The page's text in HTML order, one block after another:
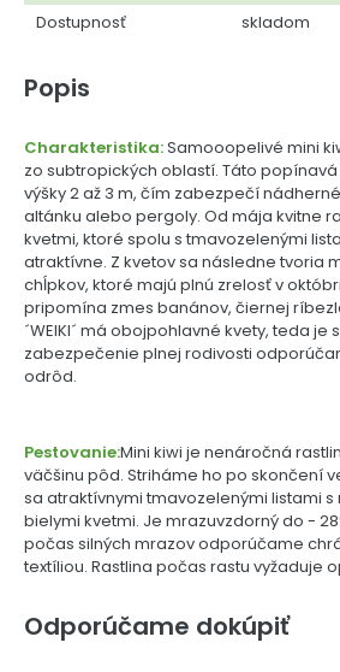
Dostupnosť
skladom
Popis
Charakteristika:Samooopelivé mini
zo subtropických oblastí. Táto
výšky 2 až 3 m, čím zabezpečí
altánku alebo pergoly. Od mája kvitne
kvetmi, ktoré spolu s tmavozelenými
atraktívne. Z kvetov sa následne tvoria
chĺpkov, ktoré majú plnú zrelosť v
pripomína zmes banánov, čiernej
´WEIKI´ má obojpohlavné kvety, teda
zabezpečenie plnej rodivosti
odrôd.
Pestovanie:Mini kiwi je nenáročná
väčšinu pôd. Striháme ho po skončení
sa atraktívnymi tmavozelenými listami
bielymi kvetmi. Je mrazuvzdorný do -
počas silných mrazov odporúčame
textíliou. Rastlina počas rastu vyžaduje
Odporúčame dokúpiť